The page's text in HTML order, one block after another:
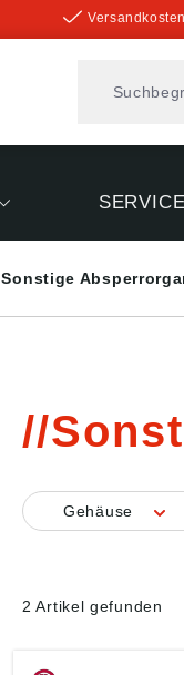
SERVICE
Sonstige
Gehäuse
2 Artikel gefunden